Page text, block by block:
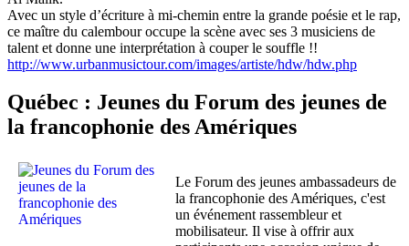
Avec un style d’écriture à mi-chemin entre la grande poésie et le rap,
ce maître du calembour occupe la scène avec ses 3 musiciens de
talent et donne une interprétation à couper le souffle !!
http://www.urbanmusictour.com/images/artiste/hdw/hdw.php
Québec : Jeunes du Forum des jeunes de
la francophonie des Amériques
Le Forum des jeunes ambassadeurs de
la francophonie des Amériques, c'est
un événement rassembleur et
mobilisateur. Il vise à offrir aux